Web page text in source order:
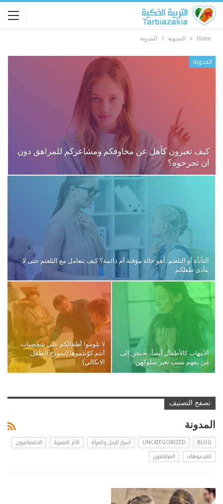
Home المدونة المدونة
المدونة
كيف تعبرون كأهل عن مخاوفكم ومشاعركم للمراهق دون
ان تجرحوه؟
التأتأة أو التلعثم: أهو حالة مؤقتة أم دائمة؟ كيف نتعامل مع التلعثم حتى لا
يتأذى طفلكم
الأمهات كالأطفال أيضاً، يحتجن إلى
مَن يفهم سبب تغير سلوكهن
لا تلوموا أطفالكم على شخصيات
أنتم كوّنتموها (نموذج الطفل
الاتكالي)
تصفح التصنيف
المدونة
BLOG
UNCATEGORIZED أسرار الرجل والمرأة الأم العصرية
الاختصاصيون
الفيديوهات
المراهقون